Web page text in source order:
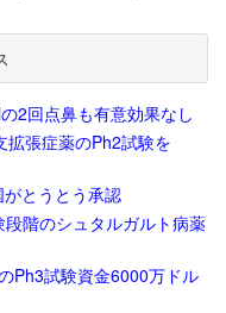
2回点鼻も有意効果なし
拡張症薬のPh2試験を
とうとう承認
階のシュタルガルト病薬
Ph3試験資金6000万ドル